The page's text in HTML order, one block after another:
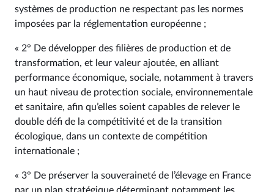
systèmes de production ne respectant pas les normes
imposées par la réglementation européenne ;
« 2° De développer des filières de production et de
transformation, et leur valeur ajoutée, en alliant
performance économique, sociale, notamment à travers
un haut niveau de protection sociale, environnementale
et sanitaire, afin qu’elles soient capables de relever le
double défi de la compétitivité et de la transition
écologique, dans un contexte de compétition
internationale ;
« 3° De préserver la souveraineté de l’élevage en France